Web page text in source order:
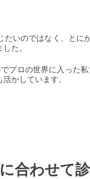
たいのではなく、とに
た。
プロの世界に入った
かしています。
合わせて